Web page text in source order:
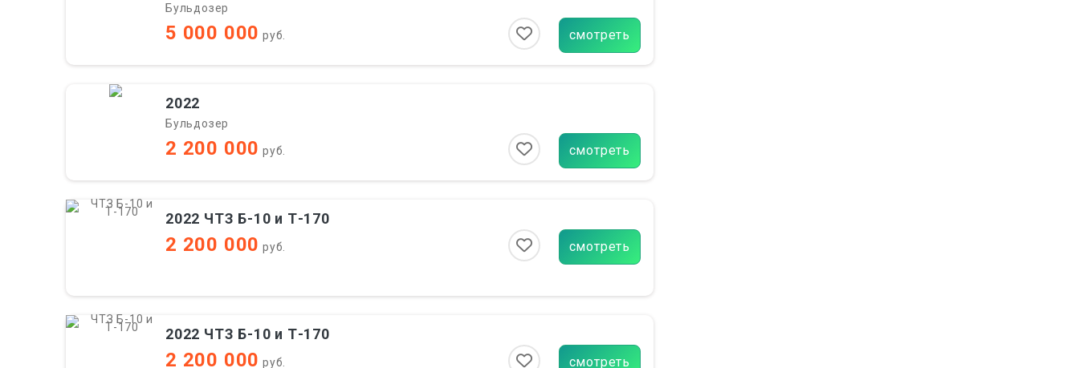
Бульдозер
5 000 000 руб. смотреть
2022
Бульдозер
2 200 000 руб. смотреть
2022 ЧТЗ Б-10 и Т-170
2 200 000 руб. смотреть
2022 ЧТЗ Б-10 и Т-170
2 200 000 руб. смотреть